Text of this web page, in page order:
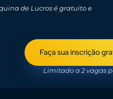
de Lucros é gratuito e
Faça sua inscrição
Limitado a 2 vagas